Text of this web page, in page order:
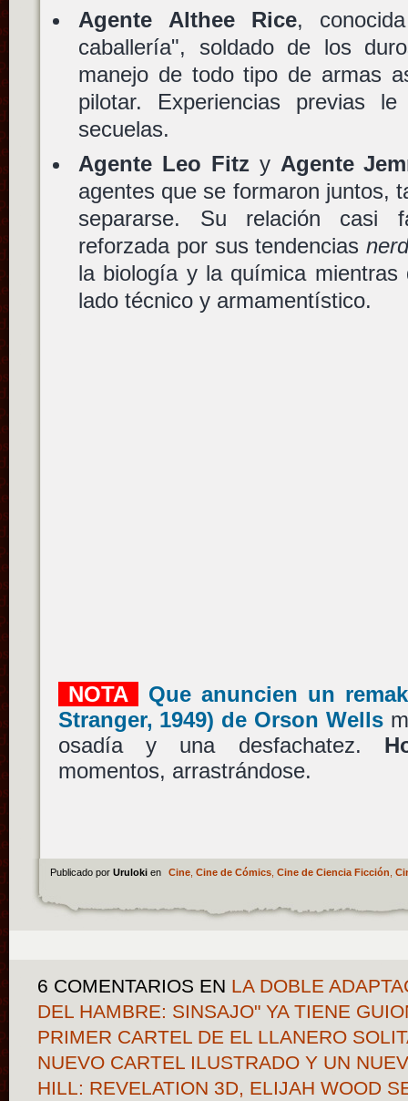
Agente Althee Rice,
caballería", soldado de los
manejo de todo tipo de armas
pilotar. Experiencias previas
secuelas.
Agente Leo Fitzy Agente
agentes que se formaron juntos,
separarse. Su relación casi
reforzada por sus tendencias nerd
la biología y la química
lado técnico y armamentístico.
NOTA
Que anuncien un
Stranger, 1949) de Orson Wells
osadía y una desfachatez.
momentos, arrastrándose.
Publicado por Uruloki en Cine, Cine de Cómics, Cine de Ciencia Ficción
6 COMENTARIOS EN LA DOBLE
DEL HAMBRE: SINSAJO" YA TIENE
PRIMER CARTEL DE EL LLANERO
NUEVO CARTEL ILUSTRADO Y UN
HILL: REVELATION 3D, ELIJAH WOOD